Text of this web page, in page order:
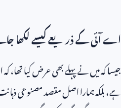
اے آئی کے ذریعے کیسے لکھا
جیسا کہ میں نے پہلے بھی عرض کیا تھا،
ہے، بلکہ ہمارا اصل مقصد مصنوعی